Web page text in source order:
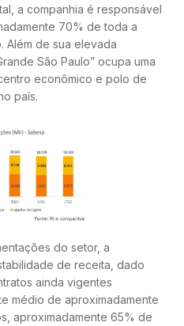
a companhia é responsável
70% de toda a
Além de sua elevada
São Paulo” ocupa uma
econômico e polo de
país.
do setor, a
de receita, dado
ainda vigentes
médio de aproximadamente
aproximadamente 65% de